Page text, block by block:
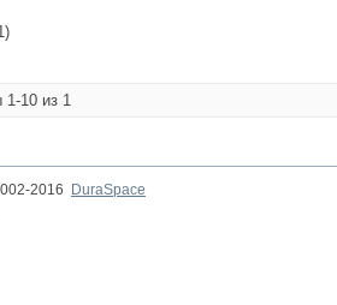
10 из 1
2016
DuraSpace